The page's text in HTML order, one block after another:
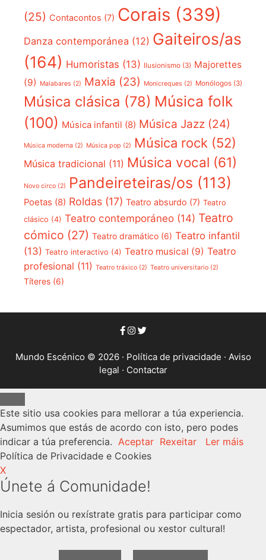
(25) Contacontos (7) Corais (339)
Danza contemporánea (12) Gaiteiros/as
(164) Humoristas (13) Ilusionismo (3) Majorettes
(9)
Malabares (2) Maxia (23) Monicreques (2) Monólogos (3)
Música clásica (78) Música folk
(100) Música infantil (8) Música Jazz (24)
Música moderna (2) Música pop (2) Música rock (52)
Música tradicional (11) Música vocal (61)
Novo circo (2) Pandeireteiras/os (113)
Poetas (8) Roldas (17) Teatro absurdo (7) Teatro
clásico (4) Teatro contemporáneo (14) Teatro
cómico (27) Teatro dramático (6) Teatro infantil
(13) Teatro interactivo (4) Teatro musical (9) Teatro
profesional (11) Teatro tráxico (2) Teatro universitario (2)
Títeres (6)
Mundo Escénico © 2026 · Política de privacidade · Aviso
legal · Contactar
Close
Este sitio usa cookies para mellorar a túa experiencia.
Asumimos que estás de acordo con isto, pero podes
indicar a túa preferencia. Aceptar Rexeitar
Ler máis
Política de Privacidade e Cookies
X
Únete á Comunidade!
Inicia sesión ou rexístrate gratis para participar como
espectador, artista, profesional ou xestor cultural!